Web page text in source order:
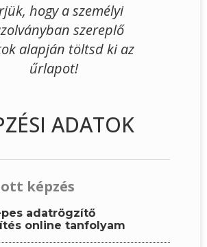
hogy a személyi
szereplő
alapján töltsd ki az
űrlapot!
ADATOK
képzés
adatrögzítő
online tanfolyam